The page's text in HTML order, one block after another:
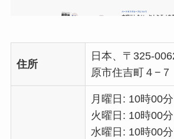
住所
日本、〒325-
原市住吉町４−７
月曜日: 10時00
火曜日: 10時00
水曜日: 10時00